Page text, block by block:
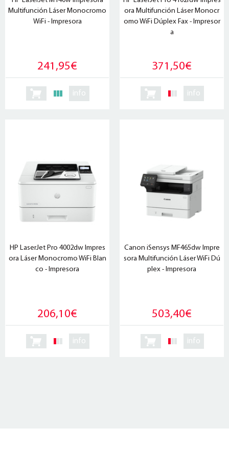
Multifunción Láser Monocromo
WiFi - Impresora
241,95€
info
ora Multifunción Láser Monocr
omo WiFi Dúplex Fax - Impresor
a
371,50€
info
HP LaserJet Pro 4002dw Impres
ora Láser Monocromo WiFi Blan
co - Impresora
206,10€
info
Canon iSensys MF465dw Impre
sora Multifunción Láser WiFi Dú
plex - Impresora
503,40€
info